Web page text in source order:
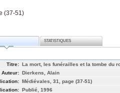
(37-51)
STATISTIQUES
Titre: La mort, les funérailles et la tombe du
Auteur: Dierkens, Alain
Médiévales, 31, page (37-51)
Publié, 1996